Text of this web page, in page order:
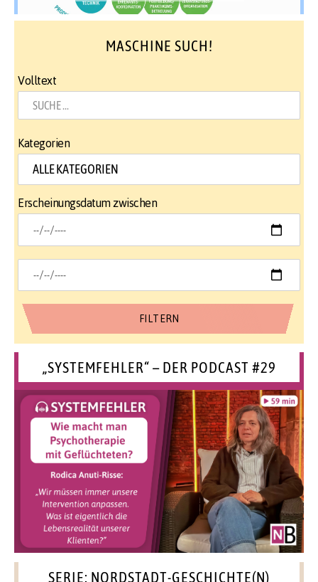
MASCHINE SUCH!
Volltext
Kategorien
Erscheinungsdatum zwischen
„SYSTEMFEHLER“ – DER PODCAST #29
SERIE: NORDSTADT-GESCHICHTE(N)